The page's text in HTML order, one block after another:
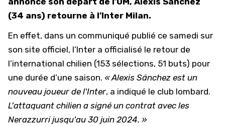
(34 ans) retourne à l’Inter Milan.
En effet, dans un communiqué publié ce samedi sur
son site officiel, l’Inter a officialisé le retour de
l’international chilien (153 sélections, 51 buts) pour
une durée d’une saison. « Alexis Sánchez est un
nouveau joueur de l'Inter, a indiqué le club lombard.
L'attaquant chilien a signé un contrat avec les
Nerazzurri jusqu'au 30 juin 2024. »